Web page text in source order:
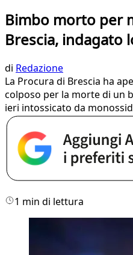
Bimbo morto per
Brescia, indagato
di Redazione
La Procura di Brescia ha
colposo per la morte di un
ieri intossicato da
1 min di lettura